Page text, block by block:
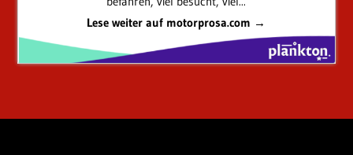
Lese weiter auf motorprosa.com →